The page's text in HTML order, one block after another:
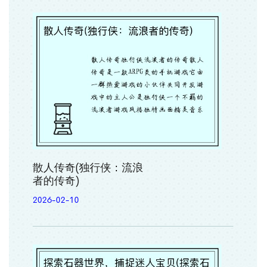
散人传奇(独行侠：流浪
者的传奇)
2026-02-10